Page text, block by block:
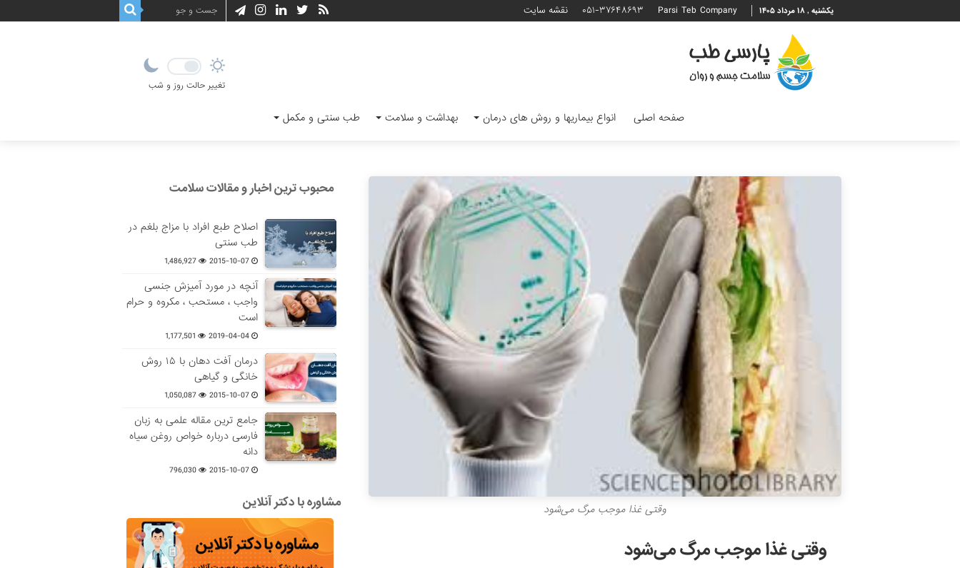
یکشنبه , ۱۸ مرداد ۱۴۰۵ Parsi Teb Company ۰۵۱-۳۷۶۴۸۶۹۳ نقشه سایت
تغییر حالت روز و شب
صفحه اصلی انواع بیماریها و روش های درمان بهداشت و سلامت طب سنتی و مکمل
وقتی غذا موجب مرگ می‌شود
وقتی غذا موجب مرگ می‌شود
محبوب ترین اخبار و مقالات سلامت
اصلاح طبع افراد با مزاج بلغم در
طب سنتی
2015-10-07
1,486,927
آنچه در مورد آمیزش جنسی
واجب ، مستحب ، مکروه و حرام
است
2019-04-04
1,177,501
درمان آفت دهان با ۱۵ روش
خانگی و گیاهی
2015-10-07
1,050,087
جامع ترین مقاله علمی به زبان
فارسی درباره خواص روغن سیاه
دانه
2015-10-07
796,030
مشاوره با دکتر آنلاین